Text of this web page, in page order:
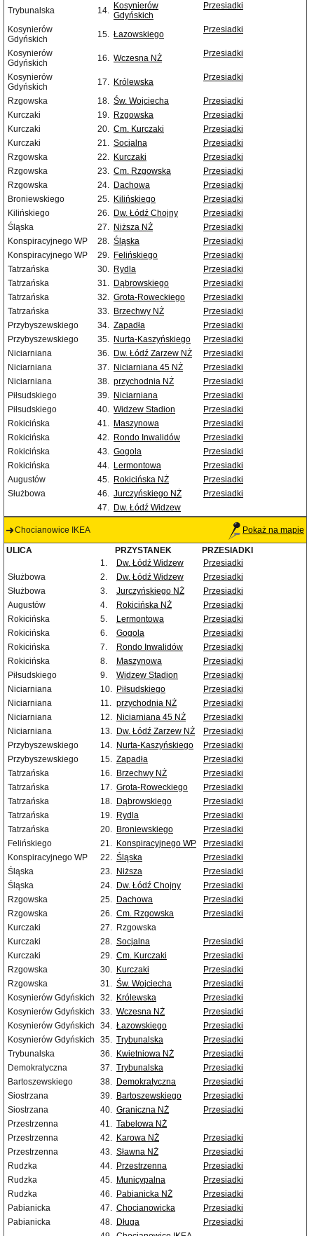
Trybunalska
14. Kosynierów
Gdyńskich
Przesiadki
Kosynierów
Gdyńskich
15. Łazowskiego Przesiadki
Kosynierów
Gdyńskich
16. Wczesna NŻ Przesiadki
Kosynierów
Gdyńskich
17. Królewska Przesiadki
Rzgowska 18. Św. Wojciecha
Przesiadki
Kurczaki
19. Rzgowska
Przesiadki
Kurczaki
20. Cm. Kurczaki
Przesiadki
Kurczaki
21. Socjalna
Przesiadki
Rzgowska
22. Kurczaki
Przesiadki
Rzgowska
23. Cm. Rzgowska
Przesiadki
Rzgowska
24. Dachowa
Przesiadki
Broniewskiego
25. Kilińskiego
Przesiadki
Kilińskiego
26. Dw. Łódź Chojny
Przesiadki
Śląska
27. Niższa NŻ
Przesiadki
Konspiracyjnego WP
28. Śląska
Przesiadki
Konspiracyjnego WP
29. Felińskiego
Przesiadki
Tatrzańska
30. Rydla
Przesiadki
Tatrzańska
31. Dąbrowskiego
Przesiadki
Tatrzańska
32. Grota-Roweckiego
Przesiadki
Tatrzańska
33. Brzechwy NŻ
Przesiadki
Przybyszewskiego
34. Zapadła
Przesiadki
Przybyszewskiego
35. Nurta-Kaszyńskiego
Przesiadki
Niciarniana
36. Dw. Łódź Zarzew NŻ
Przesiadki
Niciarniana
37. Niciarniana 45 NŻ
Przesiadki
Niciarniana
38. przychodnia NŻ
Przesiadki
Piłsudskiego
39. Niciarniana
Przesiadki
Piłsudskiego
40. Widzew Stadion
Przesiadki
Rokicińska
41. Maszynowa
Przesiadki
Rokicińska
42. Rondo Inwalidów
Przesiadki
Rokicińska
43. Gogola
Przesiadki
Rokicińska
44. Lermontowa
Przesiadki
Augustów
45. Rokicińska NŻ
Przesiadki
Służbowa
46. Jurczyńskiego NŻ
Przesiadki
47. Dw. Łódź Widzew
Chocianowice IKEA Pokaż na mapie
ULICA PRZYSTANEK
PRZESIADKI
1.
Dw. Łódź Widzew
Przesiadki
Służbowa
2. Dw. Łódź Widzew
Przesiadki
Służbowa
3. Jurczyńskiego NŻ
Przesiadki
Augustów
4. Rokicińska NŻ
Przesiadki
Rokicińska
5. Lermontowa
Przesiadki
Rokicińska
6. Gogola
Przesiadki
Rokicińska
7. Rondo Inwalidów
Przesiadki
Rokicińska
8. Maszynowa
Przesiadki
Piłsudskiego
9. Widzew Stadion
Przesiadki
Niciarniana
10. Piłsudskiego
Przesiadki
Niciarniana
11. przychodnia NŻ
Przesiadki
Niciarniana
12. Niciarniana 45 NŻ
Przesiadki
Niciarniana
13. Dw. Łódź Zarzew NŻ
Przesiadki
Przybyszewskiego
14. Nurta-Kaszyńskiego
Przesiadki
Przybyszewskiego
15. Zapadła
Przesiadki
Tatrzańska
16. Brzechwy NŻ
Przesiadki
Tatrzańska
17. Grota-Roweckiego
Przesiadki
Tatrzańska
18. Dąbrowskiego
Przesiadki
Tatrzańska
19. Rydla
Przesiadki
Tatrzańska
20. Broniewskiego
Przesiadki
Felińskiego
21. Konspiracyjnego WP
Przesiadki
Konspiracyjnego WP
22. Śląska
Przesiadki
Śląska
23. Niższa
Przesiadki
Śląska
24. Dw. Łódź Chojny
Przesiadki
Rzgowska
25. Dachowa
Przesiadki
Rzgowska
26. Cm. Rzgowska
Przesiadki
Kurczaki
27. Rzgowska
Kurczaki
28. Socjalna
Przesiadki
Kurczaki
29. Cm. Kurczaki
Przesiadki
Rzgowska
30. Kurczaki
Przesiadki
Rzgowska
31. Św. Wojciecha
Przesiadki
Kosynierów Gdyńskich
32. Królewska
Przesiadki
Kosynierów Gdyńskich
33. Wczesna NŻ
Przesiadki
Kosynierów Gdyńskich
34. Łazowskiego
Przesiadki
Kosynierów Gdyńskich
35. Trybunalska
Przesiadki
Trybunalska
36. Kwietniowa NŻ
Przesiadki
Demokratyczna
37. Trybunalska
Przesiadki
Bartoszewskiego
38. Demokratyczna
Przesiadki
Siostrzana
39. Bartoszewskiego
Przesiadki
Siostrzana
40. Graniczna NŻ
Przesiadki
Przestrzenna
41. Tabelowa NŻ
Przestrzenna
42. Karowa NŻ
Przesiadki
Przestrzenna
43. Sławna NŻ
Przesiadki
Rudzka
44. Przestrzenna
Przesiadki
Rudzka
45. Municypalna
Przesiadki
Rudzka
46. Pabianicka NŻ
Przesiadki
Pabianicka
47. Chocianowicka
Przesiadki
Pabianicka
48. Długa
Przesiadki